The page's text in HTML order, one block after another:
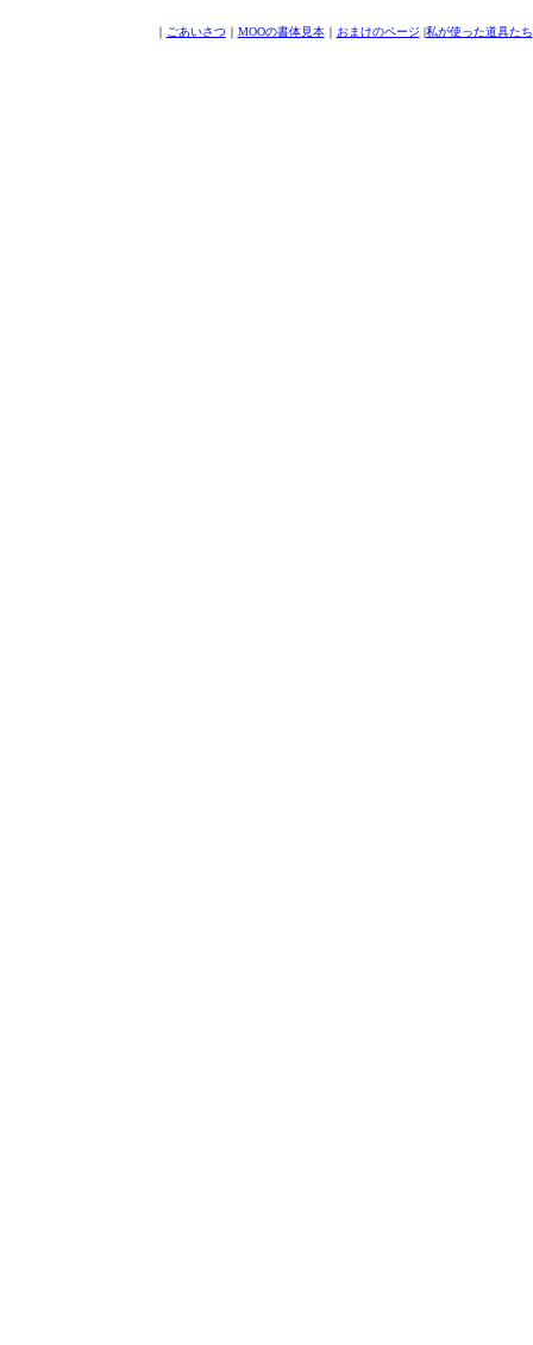
｜ ごあいさつ｜ MOOの書体見本｜ おまけのページ |私が使った道具たち